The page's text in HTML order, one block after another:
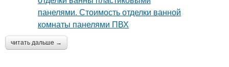
читать дальше →